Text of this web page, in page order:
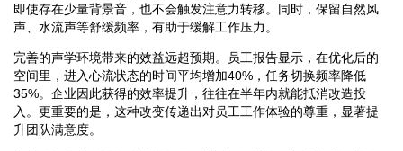
即使存在少量背景音，也不会触发注意力转移。同时，保留自然风
声、水流声等舒缓频率，有助于缓解工作压力。
完善的声学环境带来的效益远超预期。员工报告显示，在优化后的
空间里，进入心流状态的时间平均增加40%，任务切换频率降低
35%。企业因此获得的效率提升，往往在半年内就能抵消改造投
入。更重要的是，这种改变传递出对员工工作体验的尊重，显著提
升团队满意度。